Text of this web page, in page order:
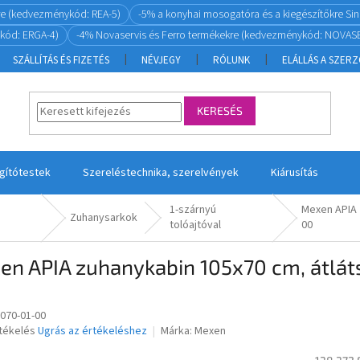
(kedvezménykód: REA-5)
-5% a konyhai mosogatóra és a kiegészítőkre
ERGA-4)
-4% Novaservis és Ferro termékekre (kedvezménykód:
SZÁLLÍTÁS ÉS FIZETÉS NÉVJEGY RÓLUNK ELÁLLÁS A
KERESÉS
Szereléstechnika, szerelvények Kiárusítás
Zuhanysarkok
1-szárnyú
tolóajtóval
Mexen
00
APIA zuhanykabin 105x70 cm,
01-00
Ugrás az értékeléshez Márka: Mexen